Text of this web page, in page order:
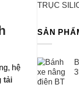
TRỤC
SẢN
hệ
tải